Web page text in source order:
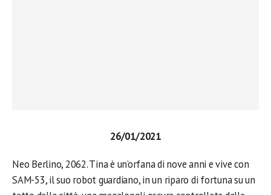
26/01/2021
Neo Berlino, 2062. Tina è un’orfana di nove anni e vive con
SAM-53, il suo robot guardiano, in un riparo di fortuna su un